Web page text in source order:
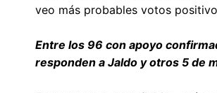
veo más probables votos
Entre los 96 con apoyo
responden a Jaldo y otros 5 de